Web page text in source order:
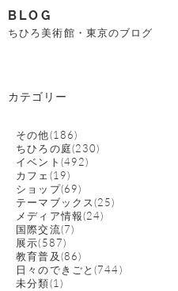
BLOG
ちひろ美術館・東京のブログ
カテゴリー
その他(186)
ちひろの庭(230)
イベント(492)
カフェ(19)
ショップ(69)
テーマブックス(25)
メディア情報(24)
国際交流(7)
展示(587)
教育普及(86)
日々のできごと(744)
未分類(1)